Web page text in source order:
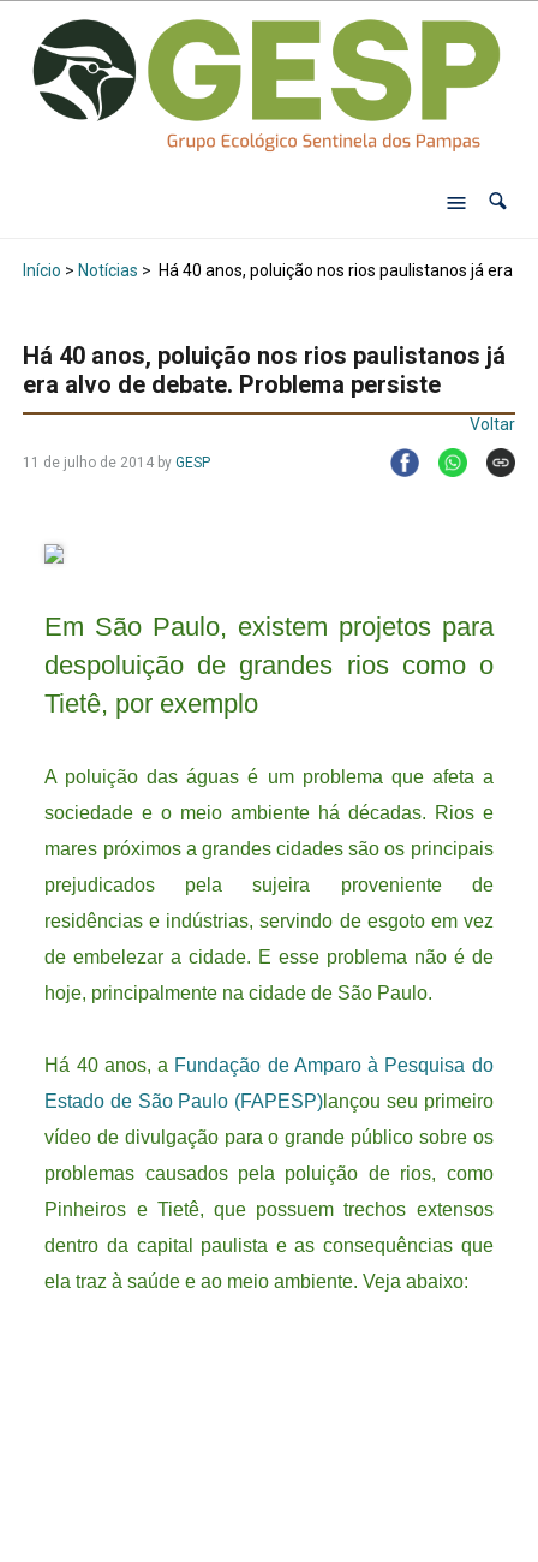
Início > Notícias > Há 40 anos, poluição nos rios paulistanos já era
Há 40 anos, poluição nos rios paulistanos já
era alvo de debate. Problema persiste
Voltar
11 de julho de 2014by GESP
Em São Paulo, existem projetos para
despoluição de grandes rios como o
Tietê, por exemplo
A poluição das águas é um problema que afeta a
sociedade e o meio ambiente há décadas. Rios e
mares próximos a grandes cidades são os principais
prejudicados pela sujeira proveniente de
residências e indústrias, servindo de esgoto em vez
de embelezar a cidade. E esse problema não é de
hoje, principalmente na cidade de São Paulo.
Há 40 anos, a Fundação de Amparo à Pesquisa do
Estado de São Paulo (FAPESP) lançou seu primeiro
vídeo de divulgação para o grande público sobre os
problemas causados pela poluição de rios, como
Pinheiros e Tietê, que possuem trechos extensos
dentro da capital paulista e as consequências que
ela traz à saúde e ao meio ambiente. Veja abaixo: